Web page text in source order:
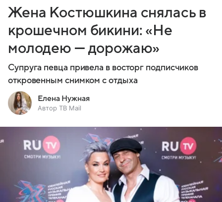
Жена Костюшкина снялась в
крошечном бикини: «Не
молодею — дорожаю»
Супруга певца привела в восторг подписчиков
откровенным снимком с отдыха
Елена Нужная
Автор ТВ Mail